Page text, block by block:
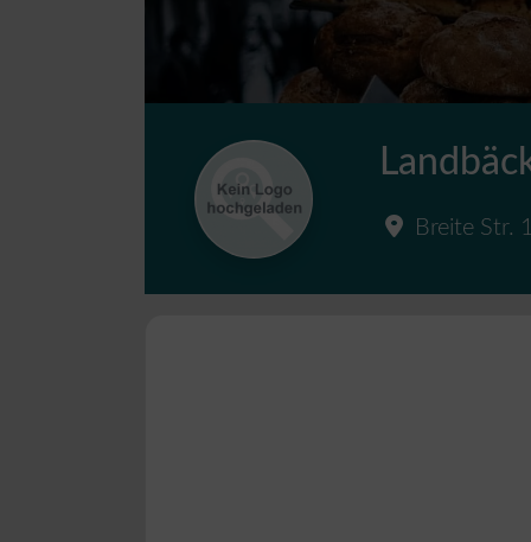
Breite Str.